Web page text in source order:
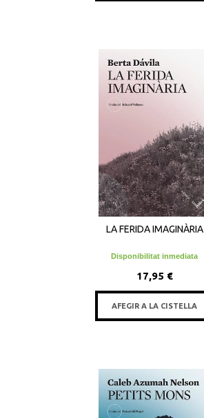
LA FERIDA IMAGINÀRIA
Disponibilitat inmediata
17,95 €
AFEGIR A LA CISTELLA